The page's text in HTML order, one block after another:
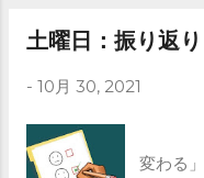
土曜日：振り返り
- 10月 30, 2021
「
変わる